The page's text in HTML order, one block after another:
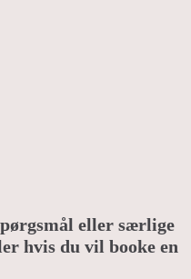
eller særlige
hvis du vil booke en